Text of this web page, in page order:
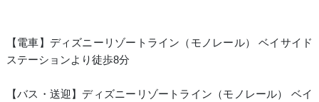
【電車】ディズニーリゾートライン（モノレール） ベイサイド
ステーションより徒歩8分
【バス・送迎】ディズニーリゾートライン（モノレール） ベイ